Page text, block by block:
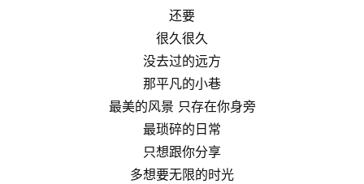
还要
很久很久
没去过的远方
那平凡的小巷
最美的风景 只存在你身旁
最琐碎的日常
只想跟你分享
多想要无限的时光